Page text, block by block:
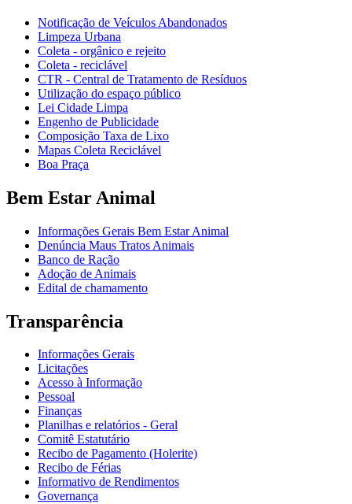
Notificação de Veículos Abandonados
Limpeza Urbana
Coleta - orgânico e rejeito
Coleta - reciclável
CTR - Central de Tratamento de Resíduos
Utilização do espaço público
Lei Cidade Limpa
Engenho de Publicidade
Composição Taxa de Lixo
Mapas Coleta Reciclável
Boa Praça
Bem Estar Animal
Informações Gerais Bem Estar Animal
Denúncia Maus Tratos Animais
Banco de Ração
Adoção de Animais
Edital de chamamento
Transparência
Informações Gerais
Licitações
Acesso à Informação
Pessoal
Finanças
Planilhas e relatórios - Geral
Comitê Estatutário
Recibo de Pagamento (Holerite)
Recibo de Férias
Informativo de Rendimentos
Governança